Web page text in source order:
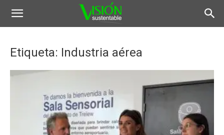
Etiqueta: Industria aérea